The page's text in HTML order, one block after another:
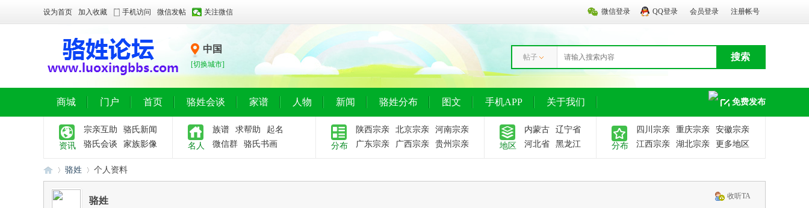
微信登录 QQ登录 会员登录 注册帐号
设为首页 加入收藏 手机访问 微信发帖 关注微信
中国
[切换城市]
帖子 搜索
免费发布
商城 门户 首页 骆姓会谈 家谱 人物 新闻 骆姓分布 图文 手机APP 关于我们
资讯
宗亲互助
骆氏新闻
骆氏会谈
家族影像 名人
族谱 求帮助
起名
微信群
骆氏书画 分布
陕西宗亲 北京宗亲
河南宗亲
广东宗亲
广西宗亲 贵州宗亲 地区
内蒙古
辽宁省
河北省
黑龙江 分布
四川宗亲 重庆宗亲
安徽宗亲
江西宗亲
湖北宗亲 更多地区
骆姓 个人资料
收听TA
骆姓